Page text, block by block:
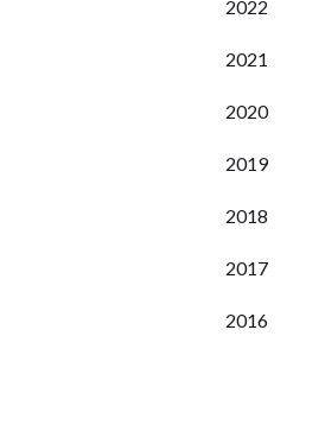
2022
2021
2020
2019
2018
2017
2016